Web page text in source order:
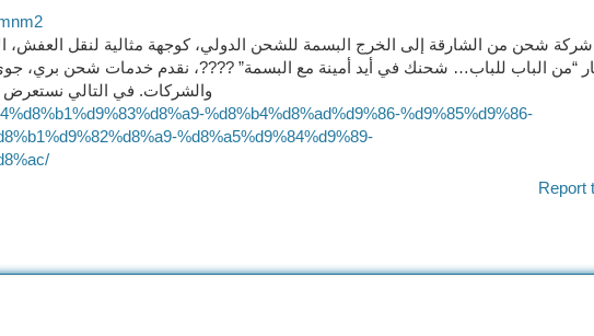
شركة شحن من الشارقة إلى الخرج البسمة للشحن الدولي، كوجهة مثالية لنقل العفش،
“من الباب للباب… شحنك في أيد أمينة مع البسمة” ????، نقدم خدمات شحن بري،
والشركات. في التالي نستعرض
%d8%b4%d8%ad%d9%86-%d9%85%d9%86-
%d8%a5%d9%84%d9%89-
Report